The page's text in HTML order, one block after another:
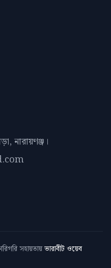
নারায়ণঞ্জ।
সহায়তায়ভারাবীট ওয়েব